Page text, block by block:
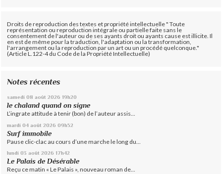
Droits de reproduction des textes et propriété intellectuelle " Toute
représentation ou reproduction intégrale ou partielle faite sans le
consentement de l'auteur ou de ses ayants droit ou ayants cause est illicite. Il
en est de même pour la traduction, l'adaptation ou la transformation,
l'arrangement ou la reproduction par un art ou un procédé quelconque."
(Article L.122-4 du Code de la Propriété Intellectuelle)
Notes récentes
samedi 08 août 2026 19h20
le chaland quand on signe
L’ingrate attitude à tenir (bon) de l’auteur assis...
mardi 04 août 2026 09h52
Surf immobile
Pause clic-clac au cours d’une marche le long du...
lundi 03 août 2026 17h42
Le Palais de Désérable
Reçu ce matin « Le Palais », nouveau roman de...